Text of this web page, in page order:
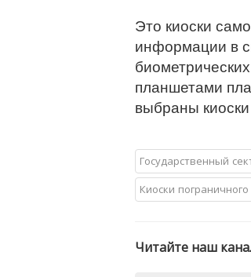
Это киоски
информации в
планшетами
выбраны
Государственный
Киоски
Читайте наш